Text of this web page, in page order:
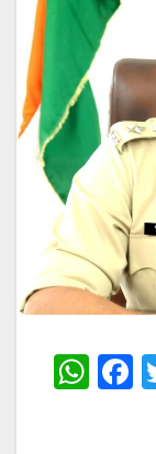
W F